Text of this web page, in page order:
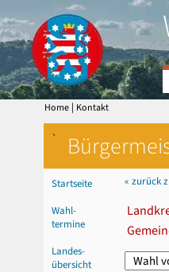
Home | Kontakt
`
Startseite
Wahl-
termine
Landes-
übersicht
« zurück